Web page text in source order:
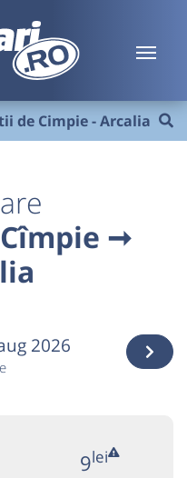
de Cimpie - Arcalia
➞
2026
9lei